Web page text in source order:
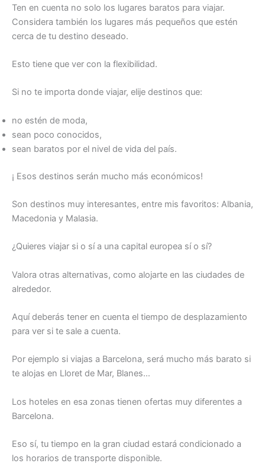
Ten en cuenta no solo los lugares baratos para viajar.
Considera también los lugares más pequeños que estén
cerca de tu destino deseado.
Esto tiene que ver con la flexibilidad.
Si no te importa donde viajar, elije destinos que:
no estén de moda,
sean poco conocidos,
sean baratos por el nivel de vida del país.
¡ Esos destinos serán mucho más económicos!
Son destinos muy interesantes, entre mis favoritos: Albania,
Macedonia y Malasia.
¿Quieres viajar si o sí a una capital europea sí o sí?
Valora otras alternativas, como alojarte en las ciudades de
alrededor.
Aquí deberás tener en cuenta el tiempo de desplazamiento
para ver si te sale a cuenta.
Por ejemplo si viajas a Barcelona, será mucho más barato si
te alojas en Lloret de Mar, Blanes…
Los hoteles en esa zonas tienen ofertas muy diferentes a
Barcelona.
Eso sí, tu tiempo en la gran ciudad estará condicionado a
los horarios de transporte disponible.